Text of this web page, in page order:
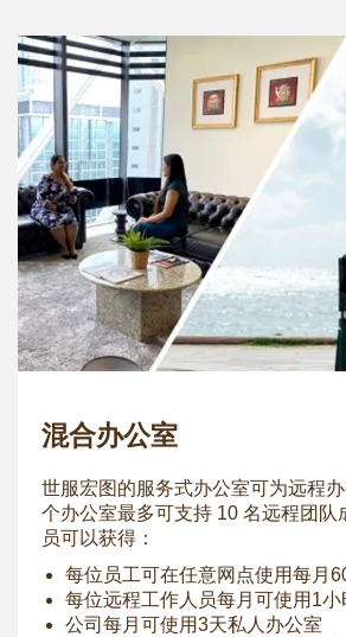
混合办公室
世服宏图的服务式办公室可为远程
个办公室最多可支持 10 名远程团队
员可以获得：
每位员工可在任意网点使用每月
每位远程工作人员每月可使用1小
公司每月可使用3天私人办公室